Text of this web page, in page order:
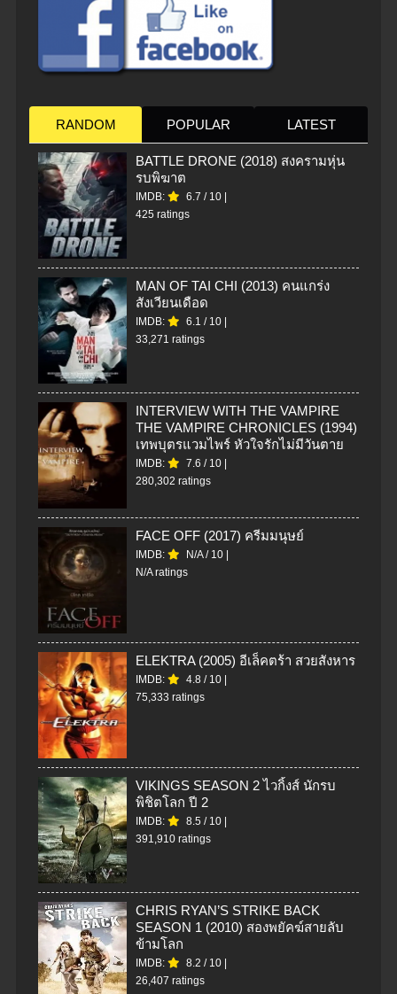
RANDOM POPULAR LATEST
BATTLE DRONE (2018) สงครามหุ่น
รบพิฆาต
IMDB: 6.7 / 10 |
425 ratings
MAN OF TAI CHI (2013) คนแกร่ง
สังเวียนเดือด
IMDB: 6.1 / 10 |
33,271 ratings
INTERVIEW WITH THE VAMPIRE
THE VAMPIRE CHRONICLES (1994)
เทพบุตรแวมไพร์ หัวใจรักไม่มีวันตาย
IMDB: 7.6 / 10 |
280,302 ratings
FACE OFF (2017) ครีมมนุษย์
IMDB: N/A/ 10 |
N/A ratings
ELEKTRA (2005) อีเล็คตร้า สวยสังหาร
IMDB: 4.8 / 10 |
75,333 ratings
VIKINGS SEASON 2 ไวกิ้งส์ นักรบ
พิชิตโลก ปี 2
IMDB: 8.5 / 10 |
391,910 ratings
CHRIS RYAN’S STRIKE BACK
SEASON 1 (2010) สองพยัคฆ์สายลับ
ข้ามโลก
IMDB: 8.2 / 10 |
26,407 ratings